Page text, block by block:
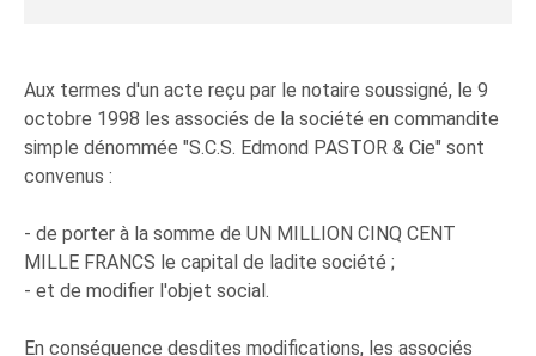
Aux termes d'un acte reçu par le notaire soussigné, le 9
octobre 1998 les associés de la société en commandite
simple dénommée "S.C.S. Edmond PASTOR & Cie" sont
convenus :
- de porter à la somme de UN MILLION CINQ CENT
MILLE FRANCS le capital de ladite société ;
- et de modifier l'objet social.
En conséquence desdites modifications, les associés